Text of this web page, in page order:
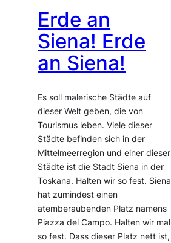
Erde an
Siena! Erde
an Siena!
Es soll malerische Städte auf
dieser Welt geben, die von
Tourismus leben. Viele dieser
Städte befinden sich in der
Mittelmeerregion und einer dieser
Städte ist die Stadt Siena in der
Toskana. Halten wir so fest. Siena
hat zumindest einen
atemberaubenden Platz namens
Piazza del Campo. Halten wir mal
so fest. Dass dieser Platz nett ist,